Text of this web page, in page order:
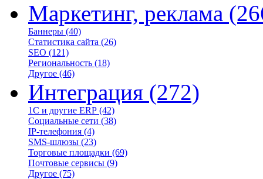
Маркетинг, реклама
Баннеры (40)
Статистика сайта (26)
SEO (121)
Региональность (18)
Другое (46)
Интеграция (272)
1С и другие ERP (42)
Социальные сети (38)
IP-телефония (4)
SMS-шлюзы (23)
Торговые площадки (69)
Почтовые сервисы (9)
Другое (75)